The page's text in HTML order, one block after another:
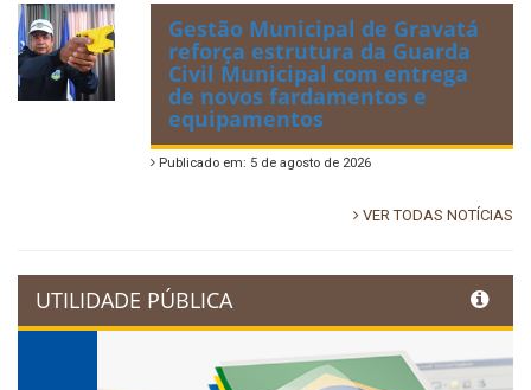
Gestão Municipal de Gravatá
reforça estrutura da Guarda
Civil Municipal com entrega
de novos fardamentos e
equipamentos
Publicado em: 5 de agosto de 2026
VER TODAS NOTÍCIAS
UTILIDADE PÚBLICA